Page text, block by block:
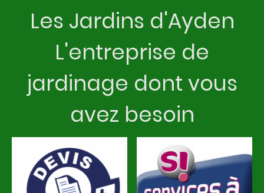
Les Jardins d'Ayden
L'entreprise de
jardinage dont vous
avez besoin